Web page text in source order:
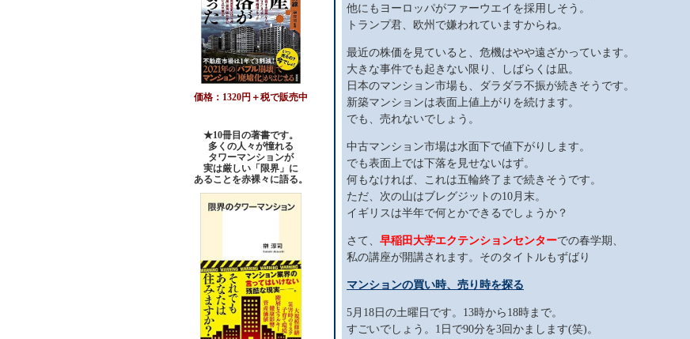
価格：1320円＋税で販売中
★10冊目の著書です。
多くの人々が憧れる
タワーマンションが
実は厳しい「限界」に
あることを赤裸々に語る。
他にもヨーロッパがファーウエイを採用しそう。
トランプ君、欧州で嫌われていますからね。
最近の株価を見ていると、危機はやや遠ざかっています。
大きな事件でも起きない限り、しばらくは凪。
日本のマンション市場も、ダラダラ不振が続きそうです。
新築マンションは表面上値上がりを続けます。
でも、売れないでしょう。
中古マンション市場は水面下で値下がりします。
でも表面上では下落を見せないはず。
何もなければ、これは五輪終了まで続きそうです。
ただ、次の山はブレグジットの10月末。
イギリスは半年で何とかできるでしょうか？
さて、 早稲田大学エクテンションセンターでの春学期、
私の講座が開講されます。そのタイトルもずばり
マンションの買い時、売り時を探る
5月18日の土曜日です。13時から18時まで。
すごいでしょう。1日で90分を3回かまします(笑)。